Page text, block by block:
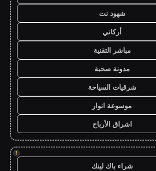
شهود نت
أركاني
مباشر التقنية
مدونة صحبة
شرقيات السياحة
موسوعة انوار
اشراق الأرباح
!
شراء باك لينك